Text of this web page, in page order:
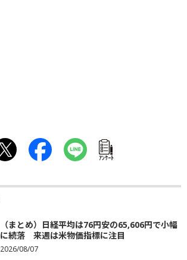
ｱﾝｹｰﾄ
（まとめ）日経平均は76円安の65,606円で小幅
に続落 来週は米物価指標に注目
2026/08/07